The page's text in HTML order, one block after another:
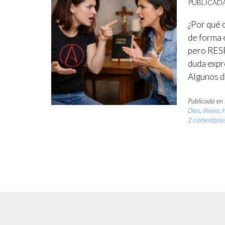
¿Por qué
de forma
pero
duda
Algunos
Publicada en
Dios,divino,
2